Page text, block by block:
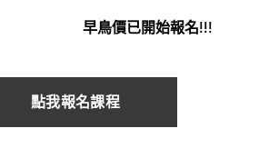
早鳥價已開始報名!!!
點我報名課程